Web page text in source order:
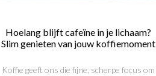
Hoelang blijft cafeïne in je lichaam?
Slim genieten van jouw koffiemoment
Koffie geeft ons die fijne, scherpe focus om